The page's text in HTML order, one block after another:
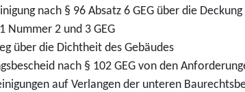
nach § 96 Absatz 6 GEG über die
Nummer 2 und 3 GEG
über die Dichtheit des Gebäudes
nach § 102 GEG von den
auf Verlangen der unteren